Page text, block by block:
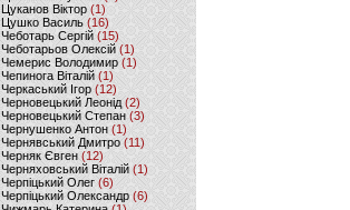
Цуканов Віктор (1)
Цушко Василь (16)
Чеботарь Сергій (15)
Чеботарьов Олексій (1)
Чемерис Володимир (1)
Чепинога Віталій (1)
Черкаський Ігор (12)
Черновецький Леонід(2)
Черновецький Степан (3)
Чернушенко Антон (1)
Чернявський Дмитро(11)
Черняк Євген(12)
Черняховський Віталій (1)
Черпіцький Олег (6)
Черпіцький Олександр (6)